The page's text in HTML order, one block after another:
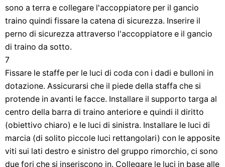
sono a terra e collegare l'accoppiatore per il gancio
traino quindi fissare la catena di sicurezza. Inserire il
perno di sicurezza attraverso l'accoppiatore e il gancio
di traino da sotto.
7
Fissare le staffe per le luci di coda con i dadi e bulloni in
dotazione. Assicurarsi che il piede della staffa che si
protende in avanti le facce. Installare il supporto targa al
centro della barra di traino anteriore e quindi il diritto
(obiettivo chiaro) e le luci di sinistra. Installare le luci di
marcia (di solito piccole luci rettangolari) con le apposite
viti sui lati destro e sinistro del gruppo rimorchio, ci sono
due fori che si inseriscono in. Collegare le luci in base alle